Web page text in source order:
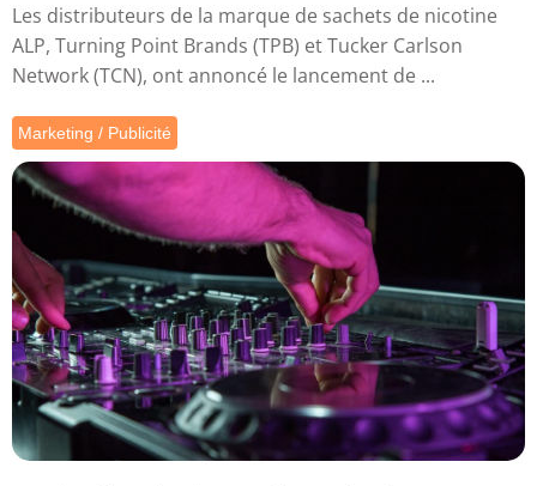
Les distributeurs de la marque de sachets de nicotine
ALP, Turning Point Brands (TPB) et Tucker Carlson
Network (TCN), ont annoncé le lancement de ...
Marketing / Publicité